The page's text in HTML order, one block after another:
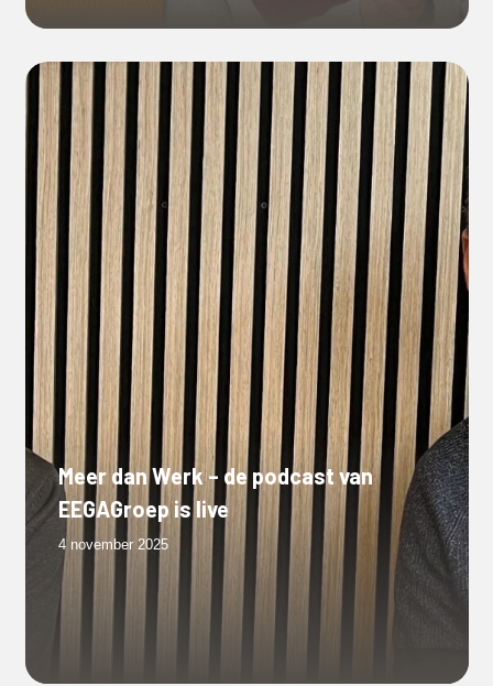
Meer dan Werk – de podcast van
EEGAGroep is live
4 november 2025